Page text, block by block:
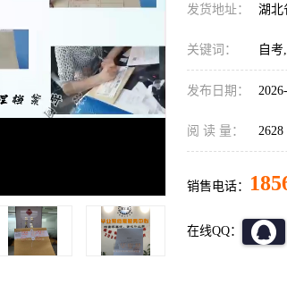
发货地址： 湖北
关键词： 自
发布日期：
阅 读 量： 2628
销售电话：
在线QQ：